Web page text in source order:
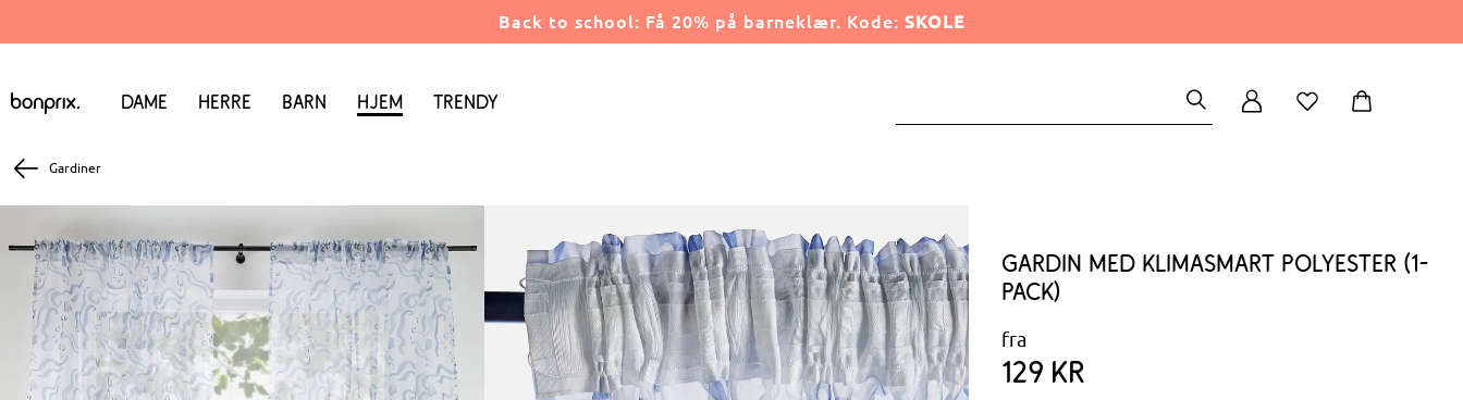
Back to school: Få 20% på barneklær. Kode: SKOLE
Dame Herre Barn Hjem Trendy
Gardiner
Gardin med klimasmart polyester (1-
pack)
fra
129 kr